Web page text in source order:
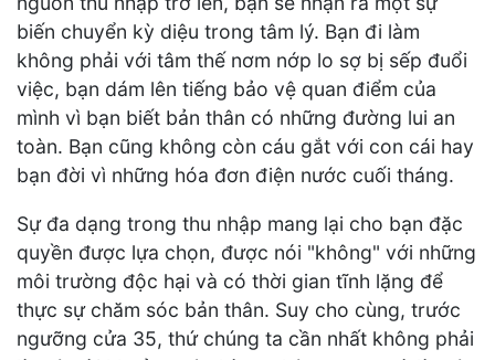
biến chuyển kỳ diệu trong tâm lý. Bạn đi làm
không phải với tâm thế nơm nớp lo sợ bị sếp đuổi
việc, bạn dám lên tiếng bảo vệ quan điểm của
mình vì bạn biết bản thân có những đường lui an
toàn. Bạn cũng không còn cáu gắt với con cái hay
bạn đời vì những hóa đơn điện nước cuối tháng.
Sự đa dạng trong thu nhập mang lại cho bạn đặc
quyền được lựa chọn, được nói "không" với những
môi trường độc hại và có thời gian tĩnh lặng để
thực sự chăm sóc bản thân. Suy cho cùng, trước
ngưỡng cửa 35, thứ chúng ta cần nhất không phải